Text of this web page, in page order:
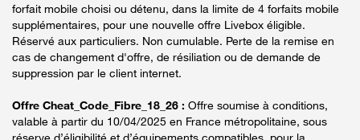
forfait mobile choisi ou détenu, dans la limite de 4 forfaits mobile
supplémentaires, pour une nouvelle offre Livebox éligible.
Réservé aux particuliers. Non cumulable. Perte de la remise en
cas de changement d'offre, de résiliation ou de demande de
suppression par le client internet.
Offre Cheat_Code_Fibre_18_26 : Offre soumise à conditions,
valable à partir du 10/04/2025 en France métropolitaine, sous
réserve d’éligibilité et d’équipements compatibles, pour la